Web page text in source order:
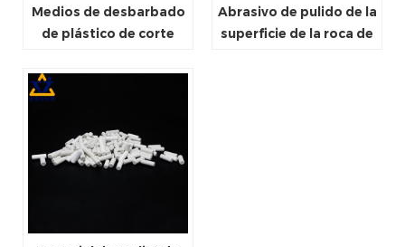
Medios de desbarbado
de plástico de corte
Abrasivo de pulido de la
superficie de la roca de